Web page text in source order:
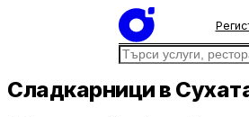
Сладкарници в